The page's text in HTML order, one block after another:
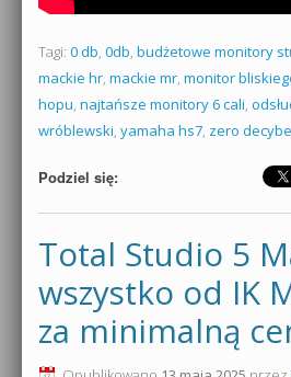
Tagi: 0 db, 0db, budżetowe monitory
mackie hr, mackie mr, monitor
hopu, najtańsze monitory 6 cali,
wróblewski, yamaha hs7, zero
Podziel się:
Total Studio 5
wszystko od IK
za minimalną